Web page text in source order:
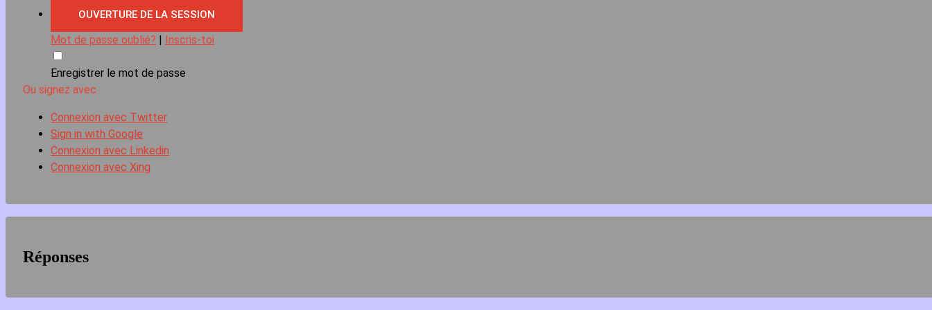
Mot de passe oublié? Inscris-toi
Enregistrer le mot de passe
Ou signez avec
Connexion avec Twitter
Sign in with Google
Connexion avec Linkedin
Connexion avec Xing
Réponses